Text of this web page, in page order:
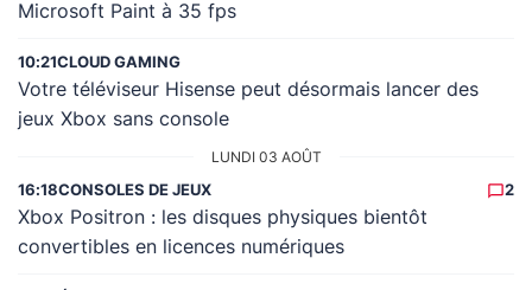
Microsoft Paint à 35 fps
10:21 CLOUD GAMING
Votre téléviseur Hisense peut désormais lancer des
jeux Xbox sans console
LUNDI 03 AOÛT
16:18CONSOLES DE JEUX 2
Xbox Positron : les disques physiques bientôt
convertibles en licences numériques